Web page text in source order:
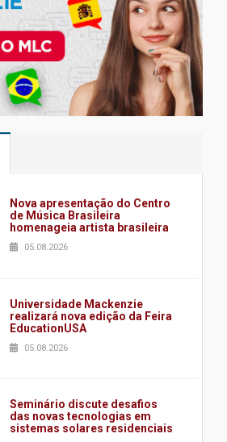
Nova apresentação do Centro
de Música Brasileira
homenageia artista brasileira
05.08.2026
Universidade Mackenzie
realizará nova edição da Feira
EducationUSA
05.08.2026
Seminário discute desafios
das novas tecnologias em
sistemas solares residenciais